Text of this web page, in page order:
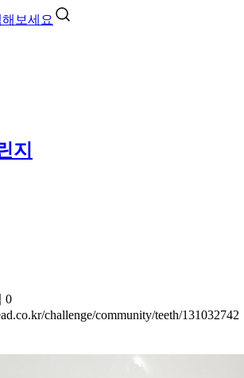
보세요
지
0
challenge/community/teeth/131032742